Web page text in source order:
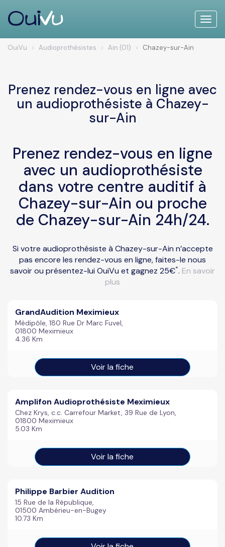
Toggle
OuiVu Audioprothésistes Ain (01) Chazey-sur-Ain
Prenez rendez-vous en ligne avec
un audioprothésiste à Chazey-
sur-Ain
Prenez rendez-vous en ligne
avec un audioprothésiste
dans votre centre auditif à
Chazey-sur-Ain ou proche
de Chazey-sur-Ain 24h/24.
Si votre audioprothésiste à Chazey-sur-Ain n’accepte
pas encore les rendez-vous en ligne, faites-le nous
savoir ou présentez-lui OuiVu et gagnez 25€*. En savoir
plus
GrandAudition Meximieux
Médipôle, 180 Rue Dr Marc Fuvel,
01800 Meximieux
4.36 Km
Voir la fiche
Amplifon Audioprothésiste Meximieux
Chez Krys, c.c. Carrefour Market, 39 Rue de Lyon,
01800 Meximieux
5.03 Km
Voir la fiche
Philippe Barbier Audition
15 Rue de la République,
01500 Ambérieu-en-Bugey
10.73 Km